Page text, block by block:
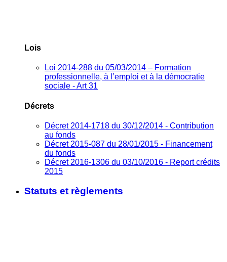
Lois
Loi 2014-288 du 05/03/2014 – Formation
professionnelle, à l’emploi et à la démocratie
sociale - Art 31
Décrets
Décret 2014-1718 du 30/12/2014 - Contribution
au fonds
Décret 2015-087 du 28/01/2015 - Financement
du fonds
Décret 2016-1306 du 03/10/2016 - Report crédits
2015
Statuts et règlements